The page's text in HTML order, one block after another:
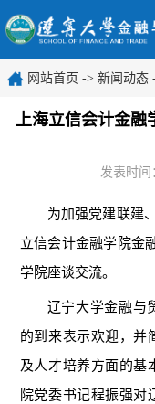
网站首页 -> 新闻动态
上海立信会计金融
发表时间
为加强党建联建
立信会计金融学院金
学院座谈交流。
辽宁大学金融与
的到来表示欢迎，并
及人才培养方面的基
院党委书记程振强对